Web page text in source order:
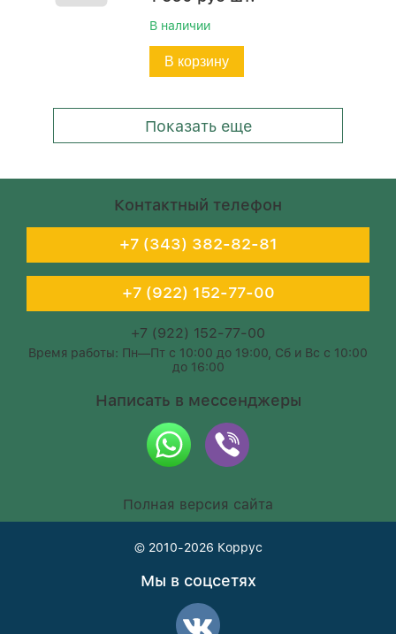
В наличии
В корзину
Показать еще
Контактный телефон
+7 (343) 382-82-81
+7 (922) 152-77-00
+7 (922) 152-77-00
Время работы: Пн—Пт с 10:00 до 19:00, Сб и Вс с 10:00
до 16:00
Написать в мессенджеры
Полная версия сайта
© 2010-2026 Коррус
Мы в соцсетях